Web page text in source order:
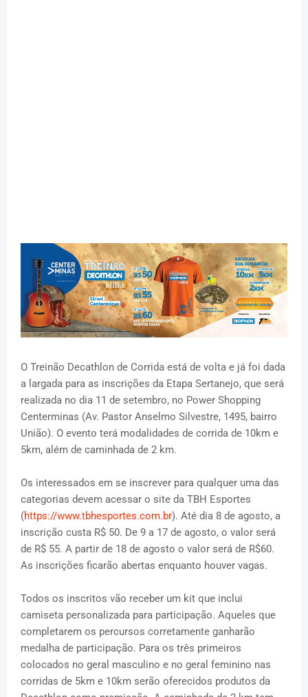
O Treinão Decathlon de Corrida está de volta e já foi dada
a largada para as inscrições da Etapa Sertanejo, que será
realizada no dia 11 de setembro, no Power Shopping
Centerminas (Av. Pastor Anselmo Silvestre, 1495, bairro
União). O evento terá modalidades de corrida de 10km e
5km, além de caminhada de 2 km.
Os interessados em se inscrever para qualquer uma das
categorias devem acessar o site da TBH Esportes
(https://www.tbhesportes.com.br). Até dia 8 de agosto, a
inscrição custa R$ 50. De 9 a 17 de agosto, o valor será
de R$ 55. A partir de 18 de agosto o valor será de R$60.
As inscrições ficarão abertas enquanto houver vagas.
Todos os inscritos vão receber um kit que inclui
camiseta personalizada para participação. Aqueles que
completarem os percursos corretamente ganharão
medalha de participação. Para os três primeiros
colocados no geral masculino e no geral feminino nas
corridas de 5km e 10km serão oferecidos produtos da